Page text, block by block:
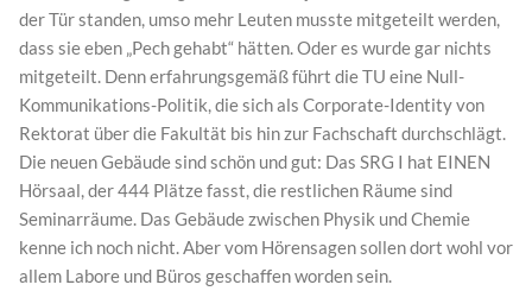
der Tür standen, umso mehr Leuten musste mitgeteilt werden,
dass sie eben „Pech gehabt“ hätten. Oder es wurde gar nichts
mitgeteilt. Denn erfahrungsgemäß führt die TU eine Null-
Kommunikations-Politik, die sich als Corporate-Identity von
Rektorat über die Fakultät bis hin zur Fachschaft durchschlägt.
Die neuen Gebäude sind schön und gut: Das SRG I hat EINEN
Hörsaal, der 444 Plätze fasst, die restlichen Räume sind
Seminarräume. Das Gebäude zwischen Physik und Chemie
kenne ich noch nicht. Aber vom Hörensagen sollen dort wohl vor
allem Labore und Büros geschaffen worden sein.